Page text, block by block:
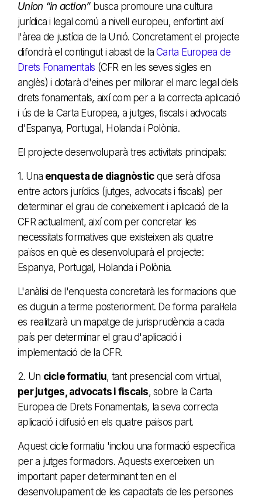
Union “in action”busca promoure una cultura
jurídica i legal comú a nivell europeu, enfortint així
l'àrea de justícia de la Unió. Concretament el projecte
difondrà el contingut i abast de laCarta Europea de
Drets Fonamentals (CFR en les seves sigles en
anglès) i dotarà d'eines per millorar el marc legal dels
drets fonamentals, així com per a la correcta aplicació
i ús de la Carta Europea, a jutges, fiscals i advocats
d'Espanya, Portugal, Holanda i Polònia.
El projecte desenvoluparà tres activitats principals:
1. Una enquesta de diagnòsticque serà difosa
entre actors jurídics (jutges, advocats i fiscals) per
determinar el grau de coneixement i aplicació de la
CFR actualment, així com per concretar les
necessitats formatives que existeixen als quatre
països en què es desenvoluparà el projecte:
Espanya, Portugal, Holanda i Polònia.
L'anàlisi de l'enquesta concretarà les formacions que
es duguin a terme posteriorment. De forma paral·lela
es realitzarà un mapatge de jurisprudència a cada
país per determinar el grau d'aplicació i
implementació de la CFR.
2. Un cicle formatiu, tant presencial com virtual,
per jutges, advocats i fiscals, sobre la Carta
Europea de Drets Fonamentals, la seva correcta
aplicació i difusió en els quatre països part.
Aquest cicle formatiu 'inclou una formació específica
per a jutges formadors. Aquests exerceixen un
important paper determinant ten en el
desenvolupament de les capacitats de les persones